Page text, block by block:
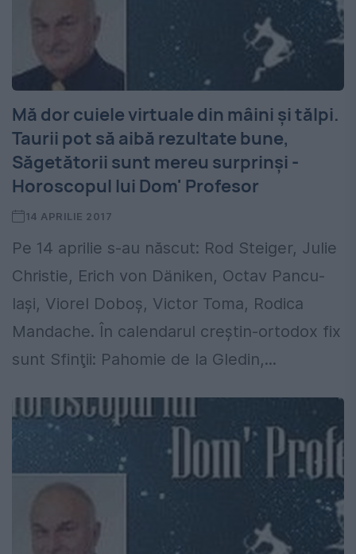
Mă dor cuiele virtuale din mâini și tălpi.
Taurii pot să aibă rezultate bune,
Săgetătorii sunt mereu surprinși -
Horoscopul lui Dom' Profesor
14 APRILIE 2017
Pe 14 aprilie s-au născut: Rod Steiger, Julie
Christie, Erich von Däniken, Octav Pancu-
Iaşi, Viorel Doboș, Victor Toma, Rodica
Mandache. În calendarul creştin-ortodox fix
sunt Sfinţii: Pahomie de la Gledin,...